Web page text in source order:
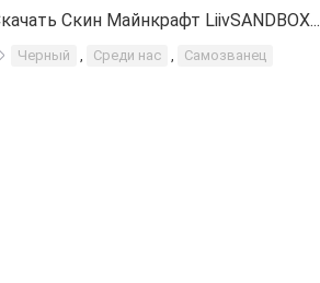
Скин Майнкрафт LiivSANDBOX...
Черный , Среди нас , Самозванец